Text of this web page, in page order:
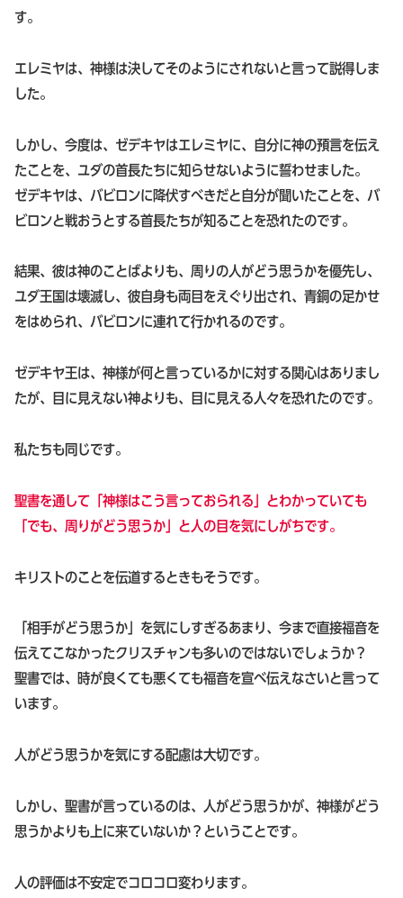
す。
エレミヤは、神様は決してそのようにされないと言って説得しま
した。
しかし、今度は、ゼデキヤはエレミヤに、自分に神の預言を伝え
たことを、ユダの首長たちに知らせないように誓わせました。
ゼデキヤは、バビロンに降伏すべきだと自分が聞いたことを、バ
ビロンと戦おうとする首長たちが知ることを恐れたのです。
結果、彼は神のことばよりも、周りの人がどう思うかを優先し、
ユダ王国は壊滅し、彼自身も両目をえぐり出され、青銅の足かせ
をはめられ、バビロンに連れて行かれるのです。
ゼデキヤ王は、神様が何と言っているかに対する関心はありまし
たが、目に見えない神よりも、目に見える人々を恐れたのです。
私たちも同じです。
聖書を通して「神様はこう言っておられる」とわかっていても
「でも、周りがどう思うか」と人の目を気にしがちです。
キリストのことを伝道するときもそうです。
「相手がどう思うか」を気にしすぎるあまり、今まで直接福音を
伝えてこなかったクリスチャンも多いのではないでしょうか？
聖書では、時が良くても悪くても福音を宣べ伝えなさいと言って
います。
人がどう思うかを気にする配慮は大切です。
しかし、聖書が言っているのは、人がどう思うかが、神様がどう
思うかよりも上に来ていないか？ということです。
人の評価は不安定でコロコロ変わります。